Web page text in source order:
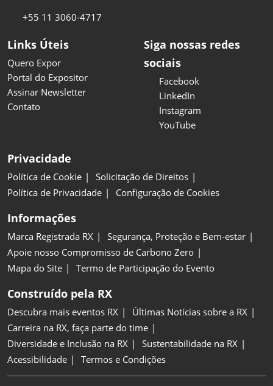
+55 11 3060-4717
Links Úteis
Quero Expor
Portal do Expositor
Assinar Newsletter
Contato
Siga nossas redes
sociais
Facebook
LinkedIn
Instagram
YouTube
Privacidade
Política de Cookie
Solicitação de Direitos
Política de Privacidade
Configuração de Cookies
Informações
Marca Registrada RX
Segurança, Proteção e Bem-estar
Apoie nosso Compromisso de Carbono Zero
Mapa do Site
Termo de Participação do Evento
Construído pela RX
Descubra mais eventos RX
Últimas Notícias sobre a RX
Carreira na RX, faça parte do time
Diversidade e Inclusão na RX
Sustentabilidade na RX
Acessibilidade
Termos e Condições